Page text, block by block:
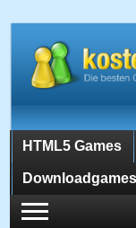
HTML5 Games
Downloadgames